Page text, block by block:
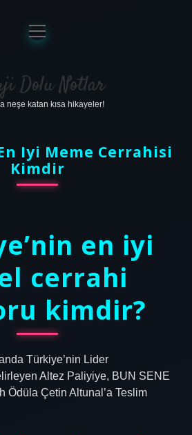
Anasayfa
Gizlilik Politikası
Yasal Uyarı
menüyü
aç
Dolu Notlar
neşe katan kısa hikayeler!
Iyi Meme Cerrahisi
Kimdir
en iyi
cerrahi
kimdir?
Türkiye’nin Lider
Altez Paliyiye, BUN SENE
Ödüla Çetin Altunal’a Teslim